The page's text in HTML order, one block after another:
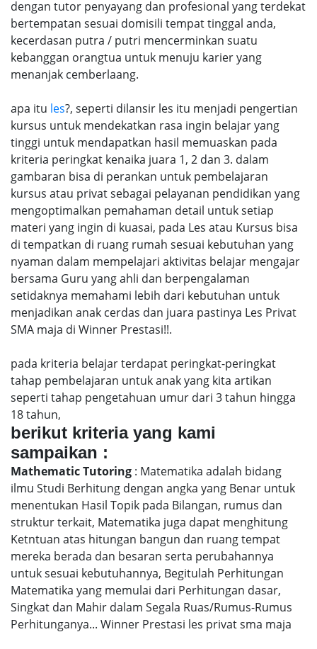
dengan tutor penyayang dan profesional yang terdekat
bertempatan sesuai domisili tempat tinggal anda,
kecerdasan putra / putri mencerminkan suatu
kebanggan orangtua untuk menuju karier yang
menanjak cemberlaang.
apa itu les?, seperti dilansir les itu menjadi pengertian
kursus untuk mendekatkan rasa ingin belajar yang
tinggi untuk mendapatkan hasil memuaskan pada
kriteria peringkat kenaika juara 1, 2 dan 3. dalam
gambaran bisa di perankan untuk pembelajaran
kursus atau privat sebagai pelayanan pendidikan yang
mengoptimalkan pemahaman detail untuk setiap
materi yang ingin di kuasai, pada Les atau Kursus bisa
di tempatkan di ruang rumah sesuai kebutuhan yang
nyaman dalam mempelajari aktivitas belajar mengajar
bersama Guru yang ahli dan berpengalaman
setidaknya memahami lebih dari kebutuhan untuk
menjadikan anak cerdas dan juara pastinya Les Privat
SMA maja di Winner Prestasi!!.
pada kriteria belajar terdapat peringkat-peringkat
tahap pembelajaran untuk anak yang kita artikan
seperti tahap pengetahuan umur dari 3 tahun hingga
18 tahun,
berikut kriteria yang kami
sampaikan :
Mathematic Tutoring : Matematika adalah bidang
ilmu Studi Berhitung dengan angka yang Benar untuk
menentukan Hasil Topik pada Bilangan, rumus dan
struktur terkait, Matematika juga dapat menghitung
Ketntuan atas hitungan bangun dan ruang tempat
mereka berada dan besaran serta perubahannya
untuk sesuai kebutuhannya, Begitulah Perhitungan
Matematika yang memulai dari Perhitungan dasar,
Singkat dan Mahir dalam Segala Ruas/Rumus-Rumus
Perhitunganya... Winner Prestasi les privat sma maja